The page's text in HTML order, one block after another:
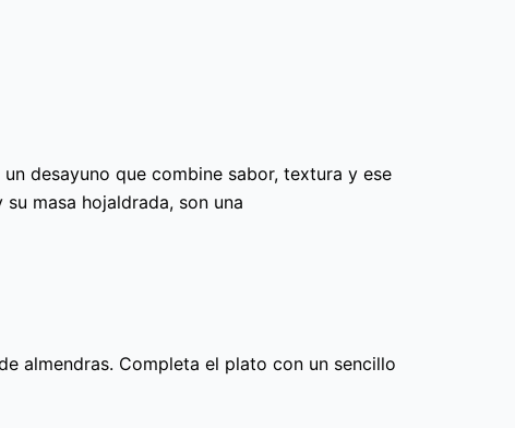
desayuno que combine sabor, textura y ese
masa hojaldrada, son una
almendras. Completa el plato con un sencillo